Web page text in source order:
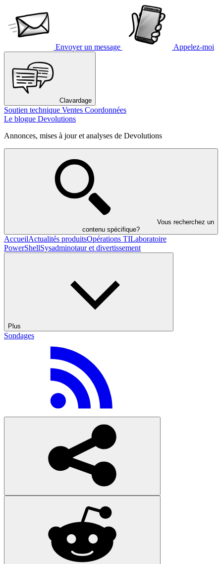
Envoyer un message Appelez-moi
Clavardage
Soutien technique Ventes Coordonnées
Le blogue Devolutions
Annonces, mises à jour et analyses de Devolutions
Vous recherchez un
contenu spécifique?
AccueilActualités produitsOpérations TILaboratoire
PowerShellSysadminotaur et divertissement
Plus
Sondages